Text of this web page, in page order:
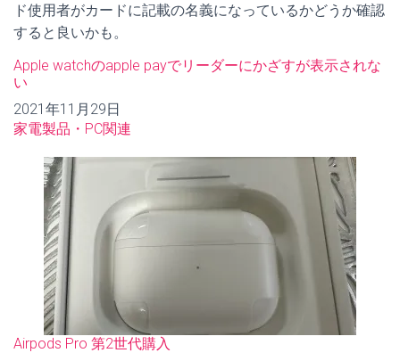
ド使用者がカードに記載の名義になっているかどうか確認
すると良いかも。
Apple watchのapple payでリーダーにかざすが表示されな
い
日付
2021年11月29日
関連理由
家電製品・PC関連
Airpods Pro 第2世代購入